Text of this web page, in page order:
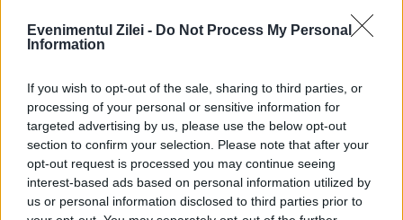
Evenimentul Zilei - Do Not Process My Personal
Information
If you wish to opt-out of the sale, sharing to third parties, or
processing of your personal or sensitive information for
targeted advertising by us, please use the below opt-out
section to confirm your selection. Please note that after your
opt-out request is processed you may continue seeing
interest-based ads based on personal information utilized by
us or personal information disclosed to third parties prior to